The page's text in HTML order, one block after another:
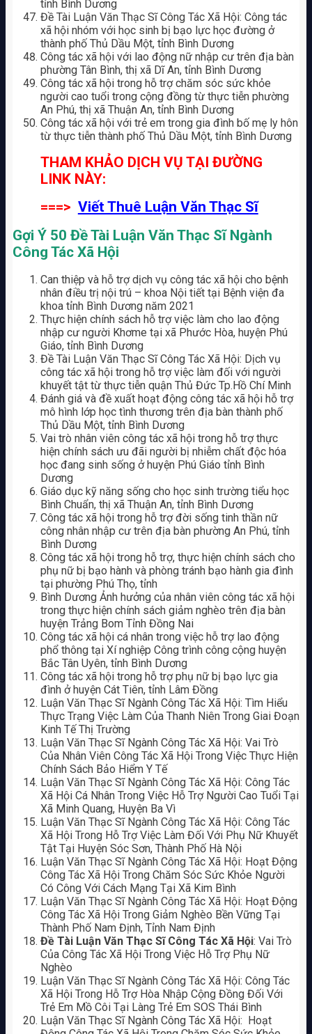
tỉnh Bình Dương
Đề Tài Luận Văn Thạc Sĩ Công Tác Xã Hội: Công tác
xã hội nhóm với học sinh bị bạo lực học đường ở
thành phố Thủ Dầu Một, tỉnh Bình Dương
Công tác xã hội với lao động nữ nhập cư trên địa bàn
phường Tân Bình, thị xã Dĩ An, tỉnh Bình Dương
Công tác xã hội trong hỗ trợ chăm sóc sức khỏe
người cao tuổi trong cộng đồng từ thực tiễn phường
An Phú, thị xã Thuận An, tỉnh Bình Dương
Công tác xã hội với trẻ em trong gia đình bố mẹ ly hôn
từ thực tiễn thành phố Thủ Dầu Một, tỉnh Bình Dương
THAM KHẢO DỊCH VỤ TẠI ĐƯỜNG
LINK NÀY:
===> Viết Thuê Luận Văn Thạc Sĩ
Gợi Ý 50 Đề Tài Luận Văn Thạc Sĩ Ngành
Công Tác Xã Hội
Can thiệp và hỗ trợ dịch vụ công tác xã hội cho bệnh
nhân điều trị nội trú – khoa Nội tiết tại Bệnh viện đa
khoa tỉnh Bình Dương năm 2021
Thực hiện chính sách hỗ trợ việc làm cho lao động
nhập cư người Khơme tại xã Phước Hòa, huyện Phú
Giáo, tỉnh Bình Dương
Đề Tài Luận Văn Thạc Sĩ Công Tác Xã Hội: Dịch vụ
công tác xã hội trong hỗ trợ việc làm đối với người
khuyết tật từ thực tiễn quận Thủ Đức Tp.Hồ Chí Minh
Đánh giá và đề xuất hoạt động công tác xã hội hỗ trợ
mô hình lớp học tình thương trên địa bàn thành phố
Thủ Dầu Một, tỉnh Bình Dương
Vai trò nhân viên công tác xã hội trong hỗ trợ thực
hiện chính sách ưu đãi người bị nhiễm chất độc hóa
học đang sinh sống ở huyện Phú Giáo tỉnh Bình
Dương
Giáo dục kỹ năng sống cho học sinh trường tiểu học
Bình Chuẩn, thị xã Thuận An, tỉnh Bình Dương
Công tác xã hội trong hỗ trợ đời sống tinh thần nữ
công nhân nhập cư trên địa bàn phường An Phú, tỉnh
Bình Dương
Công tác xã hội trong hỗ trợ, thực hiện chính sách cho
phụ nữ bị bạo hành và phòng tránh bạo hành gia đình
tại phường Phú Thọ, tỉnh
Bình Dương Ảnh hưởng của nhân viên công tác xã hội
trong thực hiện chính sách giảm nghèo trên địa bàn
huyện Trảng Bom Tỉnh Đồng Nai
Công tác xã hội cá nhân trong việc hỗ trợ lao động
phổ thông tại Xí nghiệp Công trình công cộng huyện
Bắc Tân Uyên, tỉnh Bình Dương
Công tác xã hội trong hỗ trợ phụ nữ bị bạo lực gia
đình ở huyện Cát Tiên, tỉnh Lâm Đồng
Luận Văn Thạc Sĩ Ngành Công Tác Xã Hội: Tìm Hiểu
Thực Trạng Việc Làm Của Thanh Niên Trong Giai Đoạn
Kinh Tế Thị Trường
Luận Văn Thạc Sĩ Ngành Công Tác Xã Hội: Vai Trò
Của Nhân Viên Công Tác Xã Hội Trong Việc Thực Hiện
Chính Sách Bảo Hiểm Y Tế
Luận Văn Thạc Sĩ Ngành Công Tác Xã Hội: Công Tác
Xã Hội Cá Nhân Trong Việc Hỗ Trợ Người Cao Tuổi Tại
Xã Minh Quang, Huyện Ba Vì
Luận Văn Thạc Sĩ Ngành Công Tác Xã Hội: Công Tác
Xã Hội Trong Hỗ Trợ Việc Làm Đối Với Phụ Nữ Khuyết
Tật Tại Huyện Sóc Sơn, Thành Phố Hà Nội
Luận Văn Thạc Sĩ Ngành Công Tác Xã Hội: Hoạt Động
Công Tác Xã Hội Trong Chăm Sóc Sức Khỏe Người
Có Công Với Cách Mạng Tại Xã Kim Bình
Luận Văn Thạc Sĩ Ngành Công Tác Xã Hội: Hoạt Động
Công Tác Xã Hội Trong Giảm Nghèo Bền Vững Tại
Thành Phố Nam Định, Tỉnh Nam Định
Đề Tài Luận Văn Thạc Sĩ Công Tác Xã Hội: Vai Trò
Của Công Tác Xã Hội Trong Việc Hỗ Trợ Phụ Nữ
Nghèo
Luận Văn Thạc Sĩ Ngành Công Tác Xã Hội: Công Tác
Xã Hội Trong Hỗ Trợ Hòa Nhập Cộng Đồng Đối Với
Trẻ Em Mồ Côi Tại Làng Trẻ Em SOS Thái Bình
Luận Văn Thạc Sĩ Ngành Công Tác Xã Hội: Hoạt